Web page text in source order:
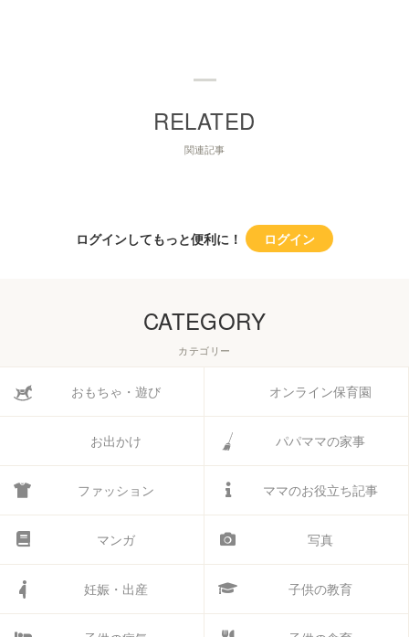
関連記事
ログインしてもっと便利に！ ログイン
CATEGORY
カテゴリー
おもちゃ・遊び オンライン保育園
お出かけ パパママの家事
ファッション ママのお役立ち記事
マンガ 写真
妊娠・出産 子供の教育